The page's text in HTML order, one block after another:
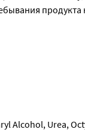
Alcohol, Urea,